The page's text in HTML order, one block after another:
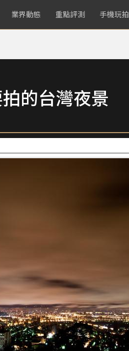
業界動態 重點評測 手機玩拍
的台灣夜景